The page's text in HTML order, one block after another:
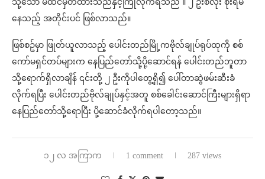
သို့သော် မထင်မှတ်ထားသည်နှင့်ကြုံလိုက်ရသည် ။ ၂ ဦးစလုံး စိုးရိမ်
နေသည့် အတိုင်းပင် ဖြစ်လာသည်။
ဖြစ်စဥ်မှာ ဖြုတ်ယူလာသည့် ပေါင်းတည်မြို့ကဗိုလ်ချုပ်ရုပ်ထုကို စစ်
ကော်မရှင်တပ်များက နေပြည်တော်သို့ပို့ဆောင်ရန် ပေါင်းတည်ဘူတာ
သို့ရောက်ရှိလာချိန် ၎င်းတို့ ၂ ဦးကိုပါတွေ့ရှိ၍ ပေါ်တာဆွဲဖမ်းဆီးခံ
လိုက်ရပြီး ပေါင်းတည်ဗိုလ်ချုပ်နှင့်အတူ စစ်ခေါင်းဆောင်ကြီးများရှိရာ
နေပြည်တော်သို့ရောပြီး ပို့ဆောင်ခံလိုက်ရပါတော့သည်။
၁၂ လ အကြာက 1 comment 287 views